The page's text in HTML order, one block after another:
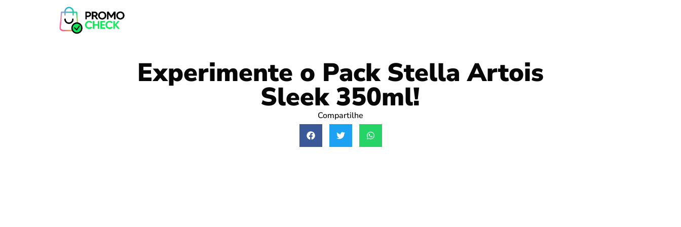
Experimente o Pack Stella Artois
Sleek 350ml!
Compartilhe